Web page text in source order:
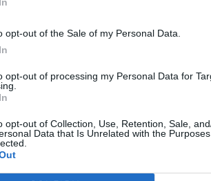
opt-out of the Sale of my Personal Data.
opt-out of processing my Personal Data for
opt-out of Collection, Use, Retention, Sale,
Data that Is Unrelated with the
Mirė garsi lietuvių aktorė: „Jos
teatro istorijoje“
Pelių ir žiurkių baubas: kas
nuodai